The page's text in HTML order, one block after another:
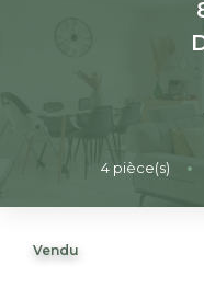
4pièce(s) •
Vendu